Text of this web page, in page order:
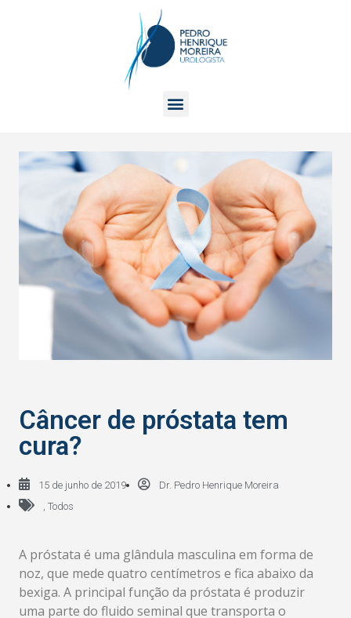
Câncer de próstata tem
cura?
15 de junho de 2019
Dr. Pedro Henrique Moreira
, Todos
A próstata é uma glândula masculina em forma de
noz, que mede quatro centímetros e fica abaixo da
bexiga. A principal função da próstata é produzir
uma parte do fluido seminal que transporta o